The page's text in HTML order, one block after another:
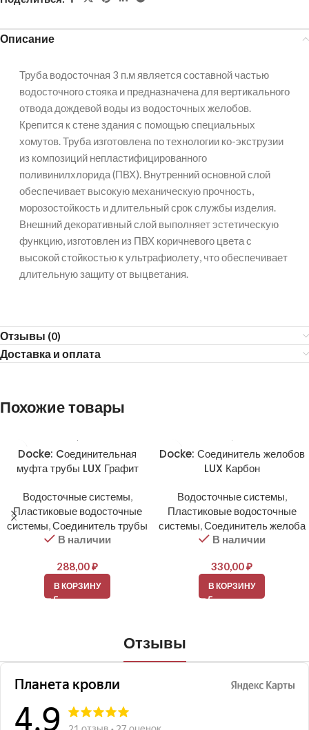
Описание
Труба водосточная 3 п.м является составной частью
водосточного стояка и предназначена для вертикального
отвода дождевой воды из водосточных желобов.
Крепится к стене здания с помощью специальных
хомутов. Труба изготовлена по технологии ко-экструзии
из композиций непластифицированного
поливинилхлорида (ПВХ). Внутренний основной слой
обеспечивает высокую механическую прочность,
морозостойкость и длительный срок службы изделия.
Внешний декоративный слой выполняет эстетическую
функцию, изготовлен из ПВХ коричневого цвета с
высокой стойкостью к ультрафиолету, что обеспечивает
длительную защиту от выцветания.
Отзывы (0)
Доставка и оплата
Похожие товары
Docke: Cоединительная
муфта трубы LUX Графит
Водосточные системы,
Пластиковые водосточные
системы,Соединитель трубы
В наличии
288,00₽
В КОРЗИНУ
Docke: Соединитель желобов
LUX Карбон
Водосточные системы,
Пластиковые водосточные
системы,Соединитель желоба
В наличии
330,00₽
В КОРЗИНУ
Отзывы